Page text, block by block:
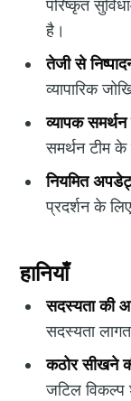
परिष्कृत
है।
तेजी से
व्यापारिक
व्यापक समर्थन
समर्थन टीम
नियमित
प्रदर्शन के
हानियाँ
सदस्यता की
सदस्यता
कठोर सीखने
जटिल विकल्प